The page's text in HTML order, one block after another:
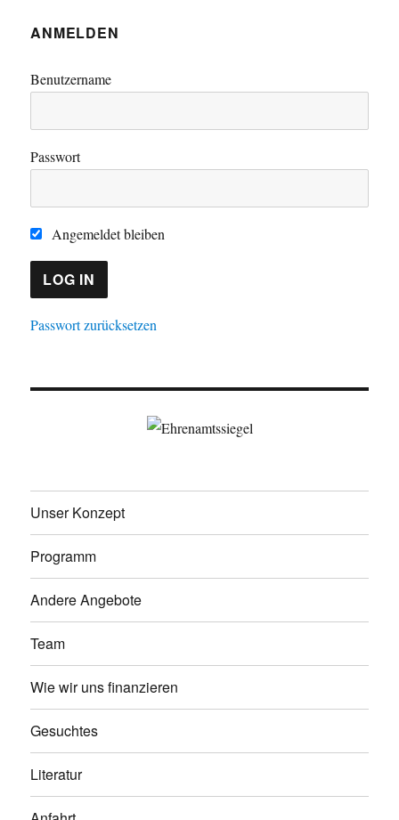
ANMELDEN
Benutzername
Passwort
Angemeldet bleiben
Passwort zurücksetzen
Unser Konzept
Programm
Andere Angebote
Team
Wie wir uns finanzieren
Gesuchtes
Literatur